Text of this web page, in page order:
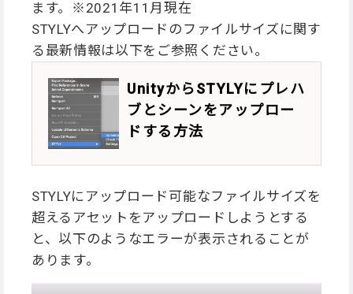
ます。※2021年11月現在
STYLYへアップロードのファイルサイズに関す
る最新情報は以下をご参照ください。
UnityからSTYLYにプレハ
ブとシーンをアップロー
ドする方法
STYLYにアップロード可能なファイルサイズを
超えるアセットをアップロードしようとする
と、以下のようなエラーが表示されることが
あります。